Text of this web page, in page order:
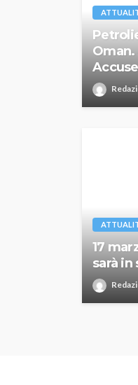
Accuse
17
sarà